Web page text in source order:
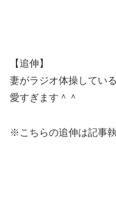
【追伸】
妻がラジオ体操してい
愛すぎます＾＾
※こちらの追伸は記事